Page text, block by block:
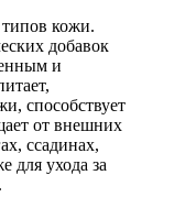
типов кожи.
добавок
и
способствует
от внешних
ссадинах,
для ухода за